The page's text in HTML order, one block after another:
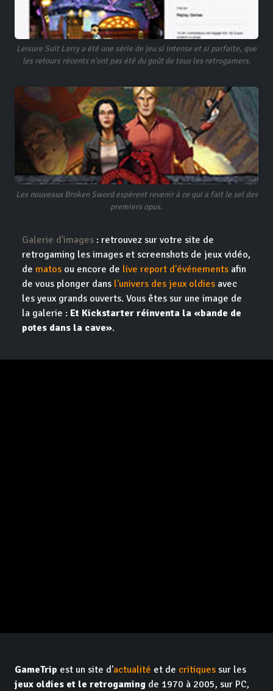
Leisure Suit Larry a été une série de jeu si intense et si parfaite, que
les retours récents n'ont pas été du goût de tous les retrogamers.
Les nouveaux Broken Sword espèrent revenir à ce qui a fait le sel des
premiers opus.
Galerie d'images : retrouvez sur votre site de
retrogaming les images et screenshots de jeux vidéo,
de matos ou encore de live report d'événements afin
de vous plonger dans l'univers des jeux oldies avec
les yeux grands ouverts. Vous êtes sur une image de
la galerie : Et Kickstarter réinventa la «bande de
potes dans la cave».
GameTrip est un site d'actualité et de critiques sur les
jeux oldies et le retrogaming de 1970 à 2005, sur PC,